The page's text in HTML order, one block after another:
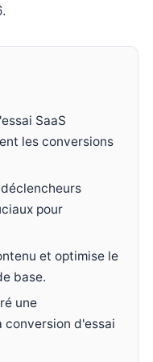
SaaS
les conversions
pour
et optimise le
base.
une
conversion d'essai